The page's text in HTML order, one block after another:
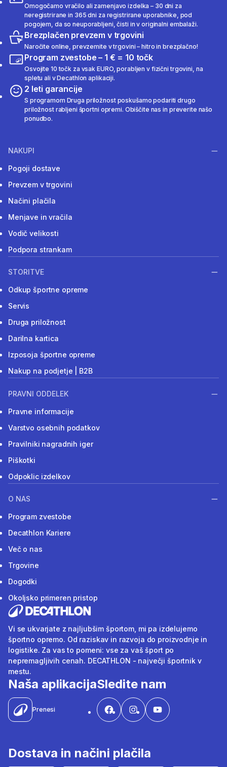
Omogočamo vračilo ali zamenjavo izdelka – 30 dni za
neregistrirane in 365 dni za registrirane uporabnike, pod
pogojem, da so neuporabljeni, čisti in v originalni embalaži.
Brezplačen prevzem v trgovini
Naročite online, prevzemite v trgovini – hitro in brezplačno!
Program zvestobe – 1 € = 10 točk
Osvojite 10 točk za vsak EURO, porabljen v fizični trgovini, na
spletu ali v Decathlon aplikaciji.
2 leti garancije
S programom Druga priložnost poskušamo podariti drugo
priložnost rabljeni športni opremi. Obiščite nas in preverite našo
ponudbo.
NAKUPI
Pogoji dostave
Prevzem v trgovini
Načini plačila
Menjave in vračila
Vodič velikosti
Podpora strankam
STORITVE
Odkup športne opreme
Servis
Druga priložnost
Darilna kartica
Izposoja športne opreme
Nakup na podjetje | B2B
PRAVNI ODDELEK
Pravne informacije
Varstvo osebnih podatkov
Pravilniki nagradnih iger
Piškotki
Odpoklic izdelkov
O NAS
Program zvestobe
Decathlon Kariere
Več o nas
Trgovine
Dogodki
Okoljsko primeren pristop
Vi se ukvarjate z najljubšim športom, mi pa izdelujemo
športno opremo. Od raziskav in razvoja do proizvodnje in
logistike. Za vas to pomeni: vse za vaš šport po
nepremagljivih cenah. DECATHLON - največji športnik v
mestu.
Naša aplikacija
Prenesi
Sledite nam
Dostava in načini plačila